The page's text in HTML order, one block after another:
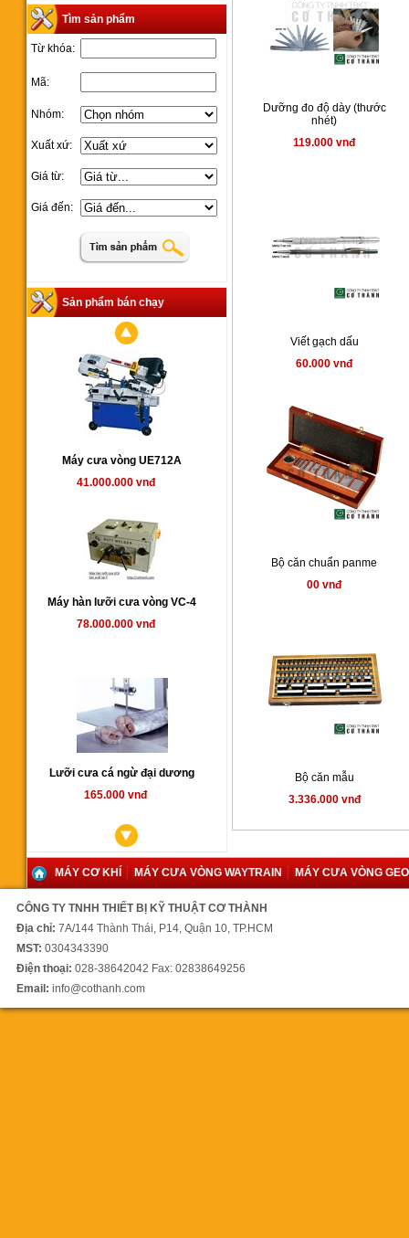
Tìm sản phẩm
Từ khóa:
Mã:
Nhóm:
Xuất xứ:
Giá từ:
Giá đến:
Sản phẩm bán chạy
Máy cưa vòng UE712A
41.000.000 vnđ
Máy hàn lưỡi cưa vòng VC-4
78.000.000 vnđ
Lưỡi cưa cá ngừ đại dương
165.000 vnđ
Máy cưa vòng YCM350SA
00 vnđ
Dưỡng đo độ dày (thước
nhét)
119.000 vnđ
Viết gạch dấu
60.000 vnđ
Bộ căn chuẩn panme
00 vnđ
Bộ căn mẫu
3.336.000 vnđ
MÁY CƠ KHÍ MÁY CƯA VÒNG WAYTRAIN MÁY CƯA VÒNG
CÔNG TY TNHH THIẾT BỊ KỸ THUẬT CƠ THÀNH
Địa chỉ: 7A/144 Thành Thái, P14, Quận 10, TP.HCM
MST: 0304343390
Điện thoại: 028-38642042 Fax: 02838649256
Email: info@cothanh.com